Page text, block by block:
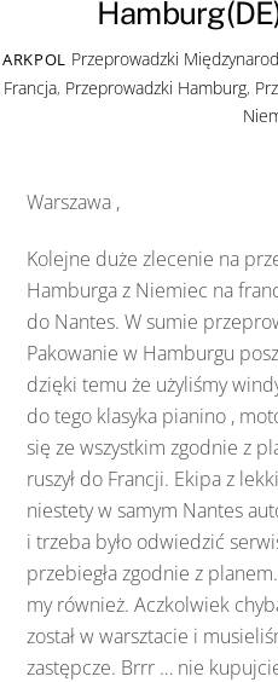
ARKPOL Przeprowadzki
Francja, Przeprowadzki Hamburg,
Warszawa ,
Kolejne duże zlecenie na
Hamburga z Niemiec na
do Nantes. W sumie
Pakowanie w Hamburgu
dzięki temu że użyliśmy
do tego klasyka pianino ,
się ze wszystkim zgodnie z
ruszył do Francji. Ekipa z
niestety w samym Nantes
i trzeba było odwiedzić
przebiegła zgodnie z
my również. Aczkolwiek
został w warsztacie i
zastępcze. Brrr … nie